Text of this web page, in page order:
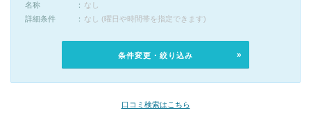
名称
なし
詳細条件
なし (曜日や時間帯を指定できます)
条件変更・絞り込み
口コミ検索はこちら